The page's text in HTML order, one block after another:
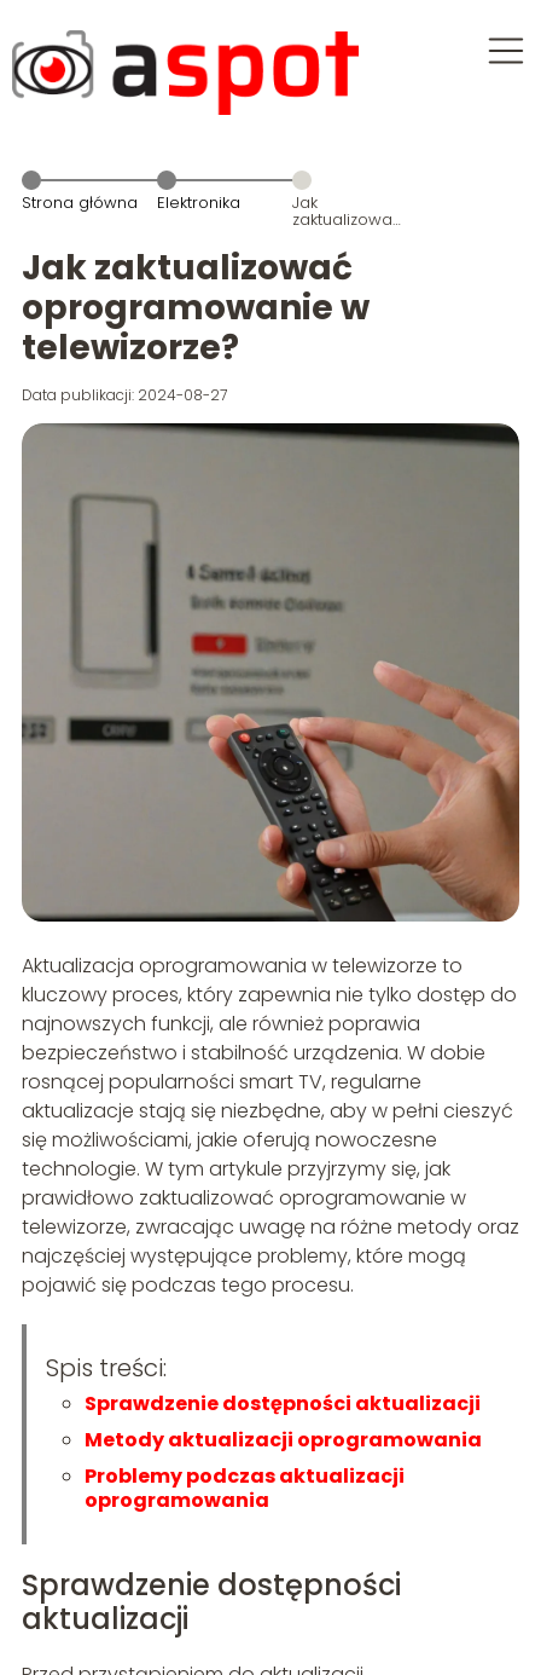
Strona główna Elektronika Jak
zaktualizować
w telewizorze?
Jak zaktualizować
oprogramowanie w
telewizorze?
Data publikacji: 2024-08-27
Aktualizacja oprogramowania w telewizorze to
kluczowy proces, który zapewnia nie tylko dostęp do
najnowszych funkcji, ale również poprawia
bezpieczeństwo i stabilność urządzenia. W dobie
rosnącej popularności smart TV, regularne
aktualizacje stają się niezbędne, aby w pełni cieszyć
się możliwościami, jakie oferują nowoczesne
technologie. W tym artykule przyjrzymy się, jak
prawidłowo zaktualizować oprogramowanie w
telewizorze, zwracając uwagę na różne metody oraz
najczęściej występujące problemy, które mogą
pojawić się podczas tego procesu.
Spis treści:
Sprawdzenie dostępności aktualizacji
Metody aktualizacji oprogramowania
Problemy podczas aktualizacji
oprogramowania
Sprawdzenie dostępności
aktualizacji